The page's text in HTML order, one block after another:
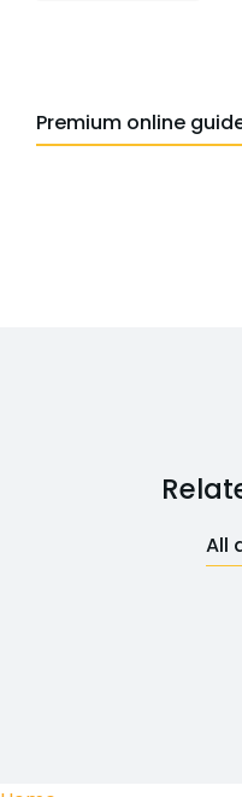
Premium online
All